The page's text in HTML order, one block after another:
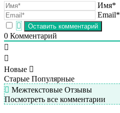
Имя*
Email*
0 Комментарий
Новые
Старые Популярные
Межтекстовые Отзывы
Посмотреть все комментарии